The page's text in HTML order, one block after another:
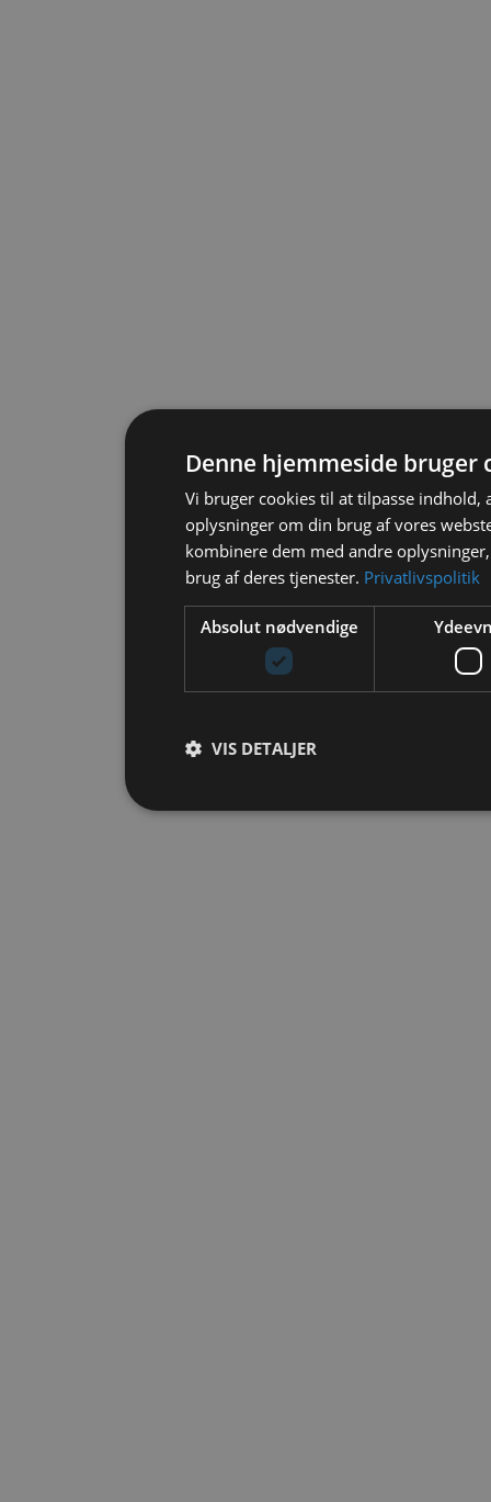
Denne hjemmeside bruger
Vi bruger cookies til at tilpasse indhold,
oplysninger om din brug af vores
kombinere dem med andre
brug af deres tjenester. Privatlivspolitik
Absolut nødvendige
VIS DETALJER